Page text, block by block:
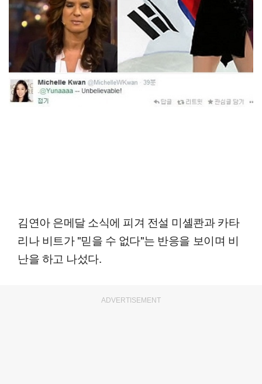
김연아 은메달 소식에 피겨 전설 미셸콴과 카타
리나 비트가 "믿을 수 없다"는 반응을 보이며 비
난을 하고 나섰다.
ADVERTISEMENT